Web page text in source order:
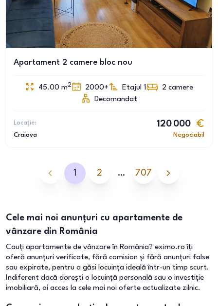
Apartament 2 camere bloc nou
45.00 m2 2000+ Etajul 1 2 camere
Decomandat
Locație:
Craiova
120 000
Negociabil
1 2 … 707
Cele mai noi anunțuri cu apartamente de
vânzare din România
Cauți apartamente de vânzare în România? eximo.ro îți
oferă anunțuri verificate, fără comision și fără anunțuri false
sau expirate, pentru a găsi locuința ideală într-un timp scurt.
Indiferent dacă dorești o locuință personală sau o investiție
imobiliară, ai acces la cele mai noi oferte actualizate zilnic.